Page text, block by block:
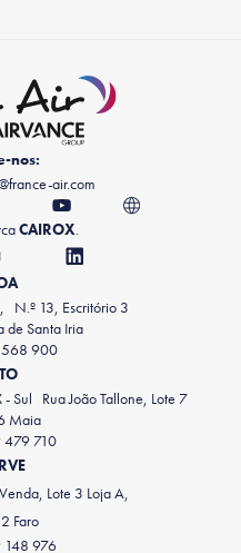
nos:
air.com
CAIROX.
N.º 13, Escritório 3
de Santa Iria
568 900
Sul Rua João Tallone, Lote 7
Maia
479 710
Lote 3 Loja A,
Faro
148 976